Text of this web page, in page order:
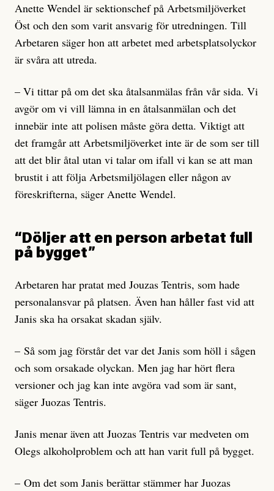
Anette Wendel är sektionschef på Arbetsmiljöverket
Öst och den som varit ansvarig för utredningen. Till
Arbetaren säger hon att arbetet med arbetsplatsolyckor
är svåra att utreda.
– Vi tittar på om det ska åtalsanmälas från vår sida. Vi
avgör om vi vill lämna in en åtalsanmälan och det
innebär inte att polisen måste göra detta. Viktigt att
det framgår att Arbetsmiljöverket inte är de som ser till
att det blir åtal utan vi talar om ifall vi kan se att man
brustit i att följa Arbetsmiljölagen eller någon av
föreskrifterna, säger Anette Wendel.
“Döljer att en person arbetat full
på bygget”
Arbetaren har pratat med Jouzas Tentris, som hade
personalansvar på platsen. Även han håller fast vid att
Janis ska ha orsakat skadan själv.
– Så som jag förstår det var det Janis som höll i sågen
och som orsakade olyckan. Men jag har hört flera
versioner och jag kan inte avgöra vad som är sant,
säger Juozas Tentris.
Janis menar även att Juozas Tentris var medveten om
Olegs alkoholproblem och att han varit full på bygget.
– Om det som Janis berättar stämmer har Juozas